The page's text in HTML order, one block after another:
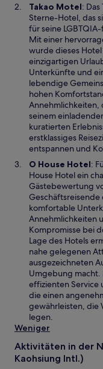
Takao MotelW
i
r
d
i
n
e
i
n
e
m
n
e
u
n
F
e
n
s
t
e
r
g
e
ö
f
f
n
:
Sterne-Hotel, das
für seine
Mit einer
wurde dieses
einzigartigen
Unterkünfte und
lebendige
hohen
Annehmlichkeiten,
seinem
kuratierten
erstklassiges
entspannen und
O House HotelW
i
r
d
i
n
e
i
n
e
m
n
e
u
e
:
House Hotel ein
Gästebewertung
komfortable
Annehmlichkeiten
Kompromisse bei
Lage des Hotels
nahe gelegenen
ausgezeichneten
Umgebung macht.
effizienten Service
die einen
gewährleisten, die
legen.
Weniger
Aktivitäten in der
Kaohsiung Intl.)